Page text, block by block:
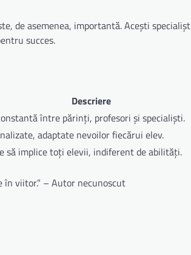
de asemenea, importantă. Acești
succes.
Descriere
între părinți, profesori și specialiști.
adaptate nevoilor fiecărui elev.
să implice toți elevii, indiferent de abilități.
în viitor.” – Autor necunoscut